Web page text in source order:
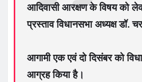
आदिवासी आरक्षण के विषय को
प्रस्ताव विधानसभा अध्यक्ष डॉ.
आगामी एक एवं दो दिसंबर को
आग्रह किया है।